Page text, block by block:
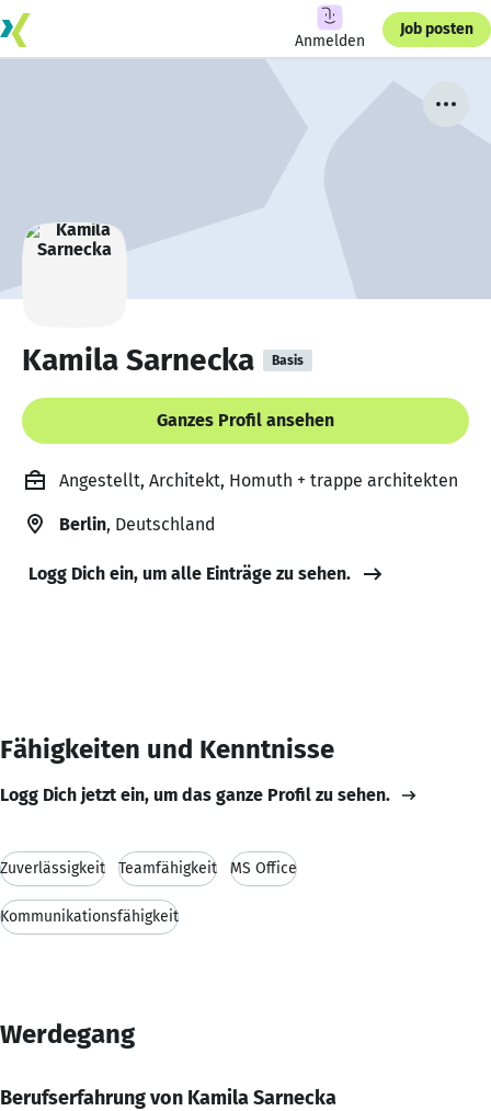
Anmelden
Job posten
Kamila Sarnecka Basis
Ganzes Profil ansehen
Angestellt, Architekt, Homuth + trappe architekten
Berlin, Deutschland
Logg Dich ein, um alle Einträge zu sehen.
Fähigkeiten und Kenntnisse
Logg Dich jetzt ein, um das ganze Profil zu sehen.
Zuverlässigkeit Teamfähigkeit MS Office
Kommunikationsfähigkeit
Werdegang
Berufserfahrung von Kamila Sarnecka